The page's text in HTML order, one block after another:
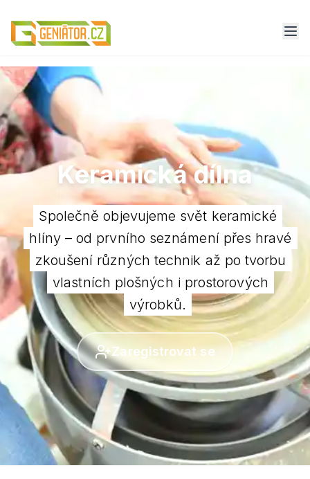
Keramická dílna
Společně objevujeme svět keramické
hlíny – od prvního seznámení přes hravé
zkoušení různých technik až po tvorbu
vlastních plošných i prostorových
výrobků.
Zaregistrovat se